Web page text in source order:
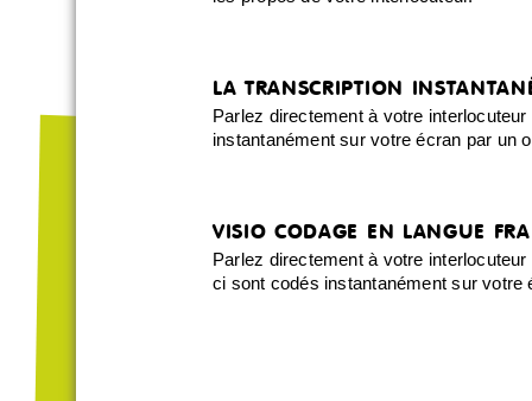
LA TRANSCRIPTION
Parlez directement à votre interlocuteur
instantanément sur votre écran par un
VISIO CODAGE EN LANGUE
Parlez directement à votre interlocuteur
ci sont codés instantanément sur votre